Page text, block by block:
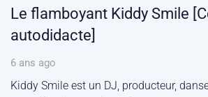
Le flamboyant Kiddy Smile
autodidacte]
6 ans ago
Kiddy Smile est un DJ, producteur,